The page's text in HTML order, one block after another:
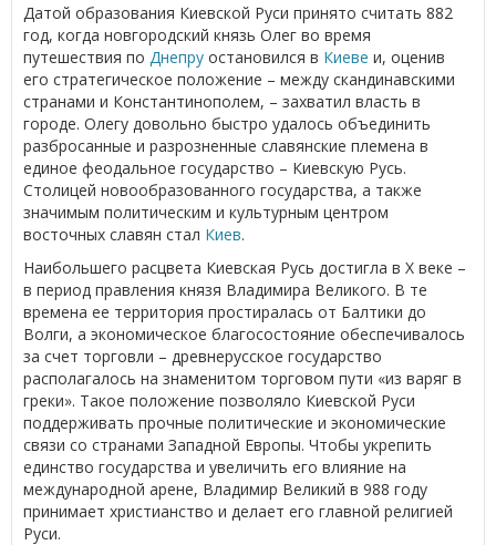
Датой образования Киевской Руси принято считать 882
год, когда новгородский князь Олег во время
путешествия по Днепру остановился в Киеве и, оценив
его стратегическое положение – между скандинавскими
странами и Константинополем, – захватил власть в
городе. Олегу довольно быстро удалось объединить
разбросанные и разрозненные славянские племена в
единое феодальное государство – Киевскую Русь.
Столицей новообразованного государства, а также
значимым политическим и культурным центром
восточных славян стал Киев.
Наибольшего расцвета Киевская Русь достигла в Х веке –
в период правления князя Владимира Великого. В те
времена ее территория простиралась от Балтики до
Волги, а экономическое благосостояние обеспечивалось
за счет торговли – древнерусское государство
располагалось на знаменитом торговом пути «из варяг в
греки». Такое положение позволяло Киевской Руси
поддерживать прочные политические и экономические
связи со странами Западной Европы. Чтобы укрепить
единство государства и увеличить его влияние на
международной арене, Владимир Великий в 988 году
принимает христианство и делает его главной религией
Руси.